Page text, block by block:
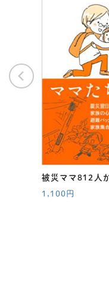
被災ママ812人
1,100円